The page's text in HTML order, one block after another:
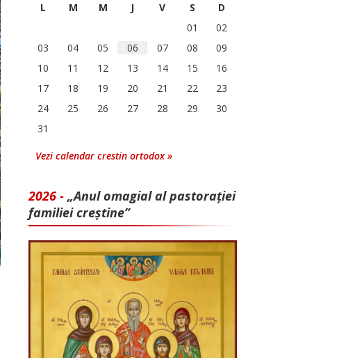
L M M J V S
D
01
02
03
04 05 06 07 08
09
10
11 12 13 14 15
16
17
18 19 20 21 22
23
24
25 26 27 28 29
30
31
Vezi calendar crestin ortodox »
2026 - „Anul omagial al pastorației
familiei creștine”